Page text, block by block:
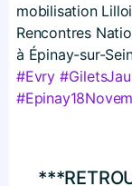
mobilisation
Rencontres
à Épinay-sur-
#Evry